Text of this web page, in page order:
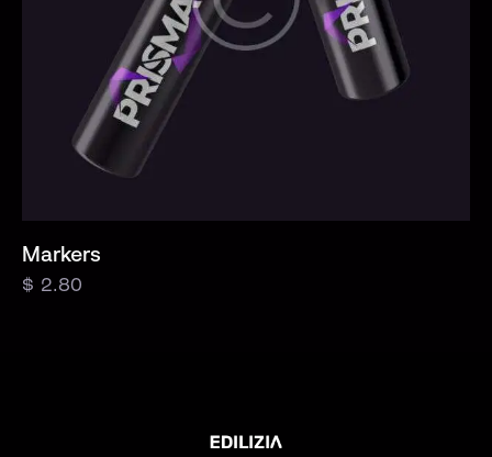
Markers
$ 2.80